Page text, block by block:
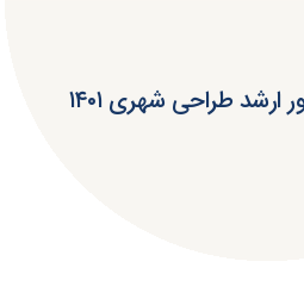
ارشد طراحی شهری ۱۴۰۱